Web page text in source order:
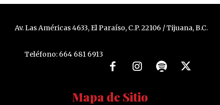
Av. Las Américas 4633, El Paraíso, C.P. 22106 / Tijuana, B.C.
Teléfono: 664 681 6913
Mapa de Sitio